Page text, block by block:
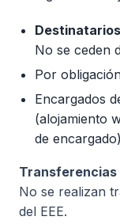
Destinatarios
No se ceden
Por
Encargados
(alojamiento
de encargado)
No se realizan
del EEE.